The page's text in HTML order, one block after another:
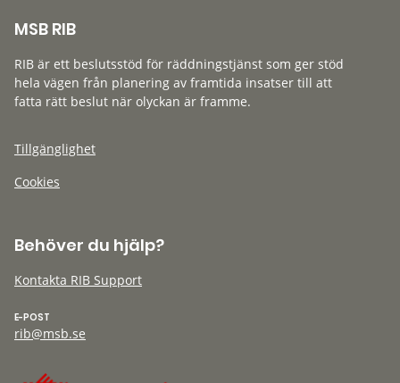
MSB RIB
RIB är ett beslutsstöd för räddningstjänst som ger stöd
hela vägen från planering av framtida insatser till att
fatta rätt beslut när olyckan är framme.
Tillgänglighet
Cookies
Behöver du hjälp?
Kontakta RIB Support
E-POST
rib@msb.se